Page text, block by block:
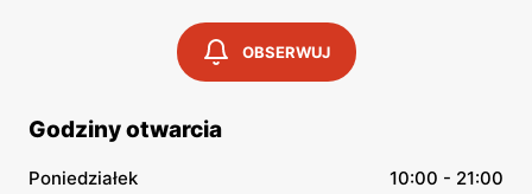
OBSERWUJ
Godziny otwarcia
Poniedziałek
10:00 - 21:00